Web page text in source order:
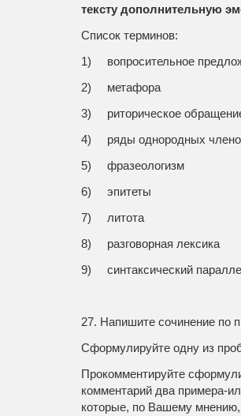
тексту дополнительную
Список терминов:
1) вопросительное
2) метафора
3) риторическое
4) ряды однородных
5) фразеологизм
6) эпитеты
7) литота
8) разговорная лексика
9) синтаксический
27. Напишите сочинение по
Сформулируйте одну из
Прокомментируйте
комментарий два примера-
которые, по Вашему